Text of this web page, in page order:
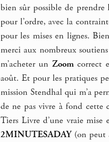
bien sûr possible de prendre
pour l’ordre, avec la
pour les mises en lignes.
merci aux nombreux
m’acheter un Zoomcorrect
août. Et pour les pratiques
mission Stendhal qui m’a
de ne pas vivre à fond
Tiers Livre d’une vraie
2MINUTESADAY(on peut